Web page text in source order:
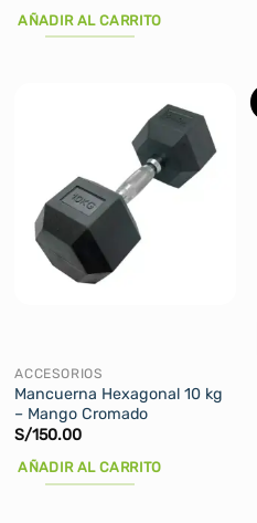
original
era:
actual
AÑADIR AL CARRITO
ACCESORIOS
Mancuerna Hexagonal 10 kg
– Mango Cromado
S/150.00
AÑADIR AL CARRITO